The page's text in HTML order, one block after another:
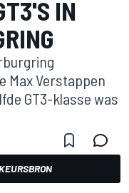
IN
Max Verstappen
GT3-klasse was